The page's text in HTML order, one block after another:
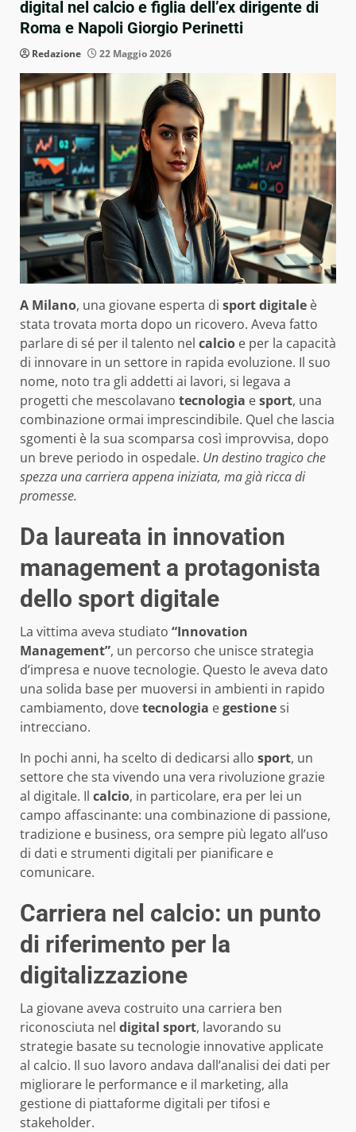
digital nel calcio e figlia dell’ex dirigente di
Roma e Napoli Giorgio Perinetti
Redazione 22 Maggio 2026
A Milano, una giovane esperta di sport digitale è
stata trovata morta dopo un ricovero. Aveva fatto
parlare di sé per il talento nel calcio e per la capacità
di innovare in un settore in rapida evoluzione. Il suo
nome, noto tra gli addetti ai lavori, si legava a
progetti che mescolavano tecnologia esport, una
combinazione ormai imprescindibile. Quel che lascia
sgomenti è la sua scomparsa così improvvisa, dopo
un breve periodo in ospedale. Un destino tragico che
spezza una carriera appena iniziata, ma già ricca di
promesse.
Da laureata in innovation
management a protagonista
dello sport digitale
La vittima aveva studiato “Innovation
Management”, un percorso che unisce strategia
d’impresa e nuove tecnologie. Questo le aveva dato
una solida base per muoversi in ambienti in rapido
cambiamento, dovetecnologia egestionesi
intrecciano.
In pochi anni, ha scelto di dedicarsi allo sport, un
settore che sta vivendo una vera rivoluzione grazie
al digitale. Il calcio, in particolare, era per lei un
campo affascinante: una combinazione di passione,
tradizione e business, ora sempre più legato all’uso
di dati e strumenti digitali per pianificare e
comunicare.
Carriera nel calcio: un punto
di riferimento per la
digitalizzazione
La giovane aveva costruito una carriera ben
riconosciuta nel digital sport, lavorando su
strategie basate su tecnologie innovative applicate
al calcio. Il suo lavoro andava dall’analisi dei dati per
migliorare le performance e il marketing, alla
gestione di piattaforme digitali per tifosi e
stakeholder.